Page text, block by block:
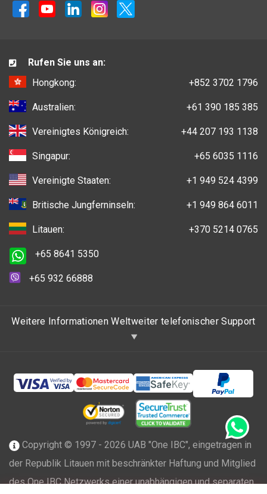
Rufen Sie uns an:
Hongkong:
+852 3702 1796
Australien: +61 390 185 385
Vereinigtes Königreich: +44 207 193 1138
Singapur: +65 6035 1116
Vereinigte Staaten: +1 949 524 4399
Britische Jungferninseln: +1 949 864 6011
Litauen: +370 5214 0765
+65 8641 5350
+65 932 66888
Weitere Informationen Weltweiter telefonischer Support
Copyright © 1997 - 2026 UAB "One IBC", eingetragen in
der Republik Litauen mit beschränkter Haftung und Mitglied
des One IBC Netzwerks einer unabhängigen und separaten